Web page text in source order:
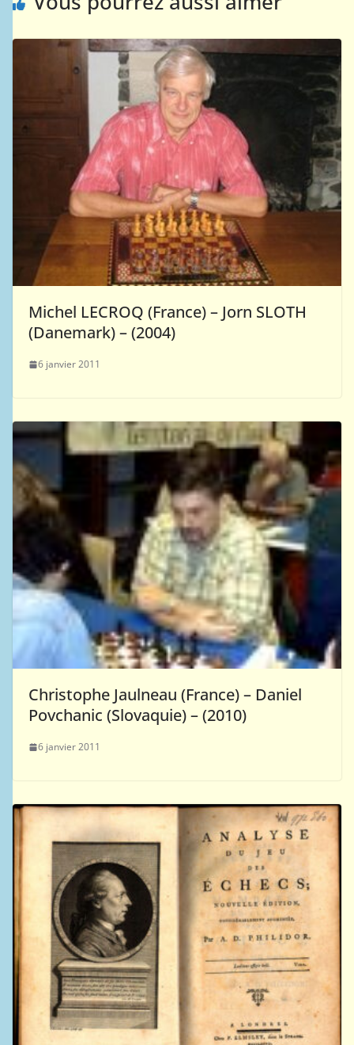
Michel LECROQ (France) – Jorn SLOTH
(Danemark) – (2004)
6 janvier 2011
Christophe Jaulneau (France) – Daniel
Povchanic (Slovaquie) – (2010)
6 janvier 2011